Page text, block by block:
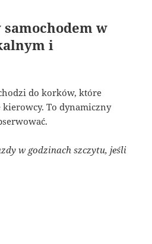
w
i
do korków, które
To dynamiczny
w godzinach szczytu, jeśli